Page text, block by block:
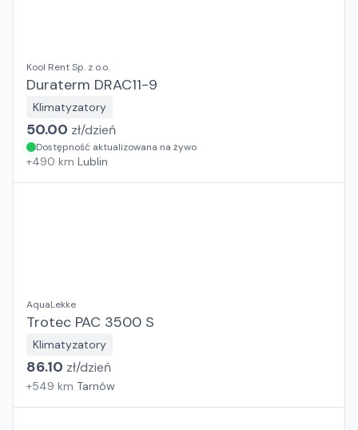
Kool Rent Sp. z o.o.
Duraterm DRAC11-9
Klimatyzatory
50.00 zł/dzień
Dostępność aktualizowana na żywo
+490 km Lublin
AquaLekke
Trotec PAC 3500 S
Klimatyzatory
86.10 zł/dzień
+549 km Tarnów